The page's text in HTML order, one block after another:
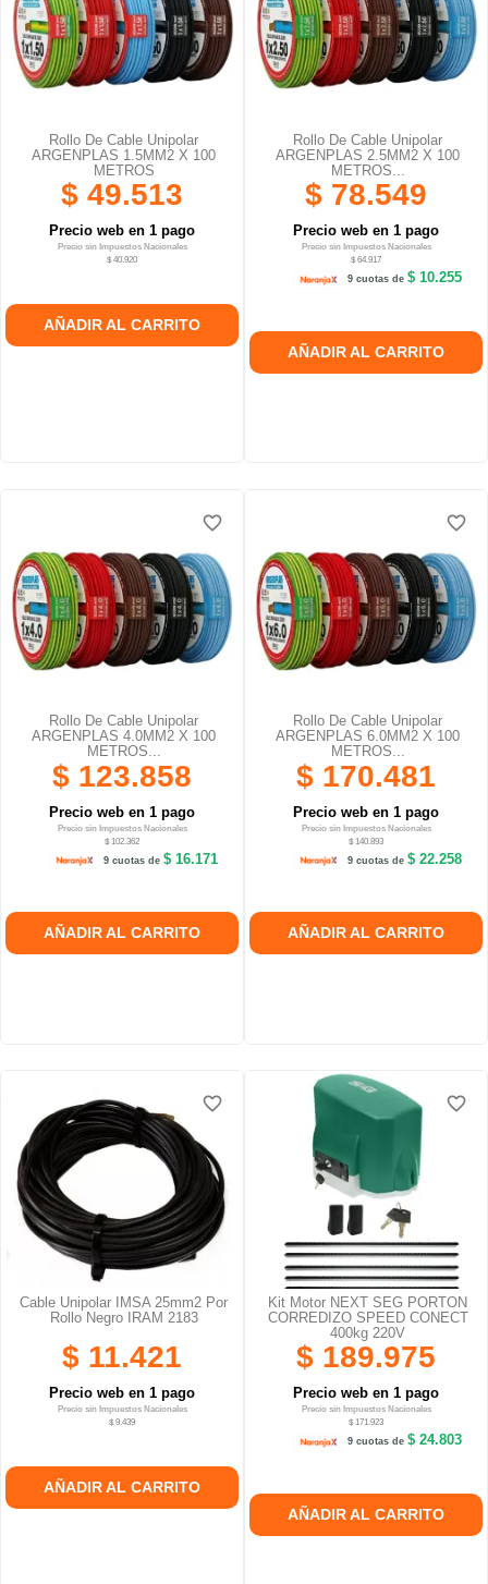
Rollo De Cable Unipolar
ARGENPLAS 1.5MM2 X 100
METROS
$ 49.513
Precio web en 1 pago
Precio sin Impuestos Nacionales
$ 40.920
AÑADIR AL CARRITO
Rollo De Cable Unipolar
ARGENPLAS 2.5MM2 X 100
METROS...
$ 78.549
Precio web en 1 pago
Precio sin Impuestos Nacionales
$ 64.917
9 cuotas de$ 10.255
AÑADIR AL CARRITO
Rollo De Cable Unipolar
ARGENPLAS 4.0MM2 X 100
METROS...
$ 123.858
Precio web en 1 pago
Precio sin Impuestos Nacionales
$ 102.362
9 cuotas de$ 16.171
AÑADIR AL CARRITO
favorite_border
favorite_border
favorite_border
Rollo De Cable Unipolar
ARGENPLAS 6.0MM2 X 100
METROS...
$ 170.481
Precio web en 1 pago
Precio sin Impuestos Nacionales
$ 140.893
9 cuotas de$ 22.258
AÑADIR AL CARRITO
favorite_border
favorite_border
favorite_border
Cable Unipolar IMSA 25mm2 Por
Rollo Negro IRAM 2183
$ 11.421
Precio web en 1 pago
Precio sin Impuestos Nacionales
$ 9.439
AÑADIR AL CARRITO
favorite_border
favorite_border
favorite_border
Kit Motor NEXT SEG PORTON
CORREDIZO SPEED CONECT
400kg 220V
$ 189.975
Precio web en 1 pago
Precio sin Impuestos Nacionales
$ 171.923
9 cuotas de$ 24.803
AÑADIR AL CARRITO
favorite_border
favorite_border
favorite_border